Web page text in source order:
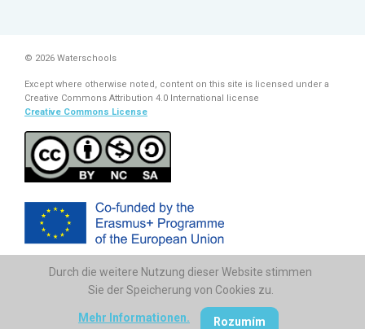
© 2026 Waterschools
Except where otherwise noted, content on this site is licensed under a
Creative Commons Attribution 4.0 International license
Creative Commons License
The European Commission support for the production of this
publication does not constitute endorsement of the contents which
reflects the views only of the authors, and the Commission cannot be
held responsi­ble for any use which may be made of the information
Durch die weitere Nutzung dieser Website stimmen
Sie der Speicherung von Cookies zu.
Mehr Informationen. Rozumím